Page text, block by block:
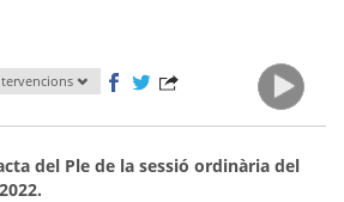
del Ple de la sessió ordinària del